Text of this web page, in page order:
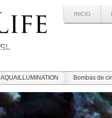
INICIO
AQUAILLUMINATION Bombas de